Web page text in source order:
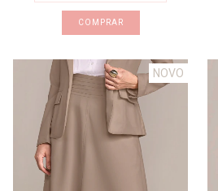
COMPRAR
NOVO